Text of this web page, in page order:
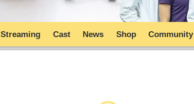
Streaming Cast News Shop Community